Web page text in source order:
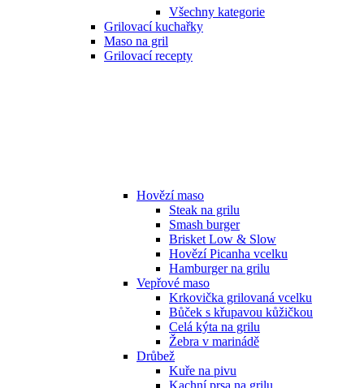
Všechny kategorie
Grilovací kuchařky
Maso na gril
Grilovací recepty
Hovězí maso
Steak na grilu
Smash burger
Brisket Low & Slow
Hovězí Picanha vcelku
Hamburger na grilu
Vepřové maso
Krkovička grilovaná vcelku
Bůček s křupavou kůžičkou
Celá kýta na grilu
Žebra v marinádě
Drůbež
Kuře na pivu
Kachní prsa na grilu